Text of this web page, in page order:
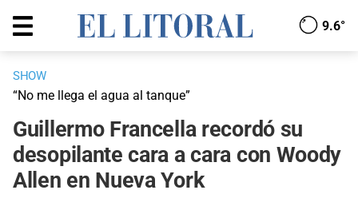
9.6°
SHOW
“No me llega el agua al tanque”
Guillermo Francella recordó su
desopilante cara a cara con Woody
Allen en Nueva York